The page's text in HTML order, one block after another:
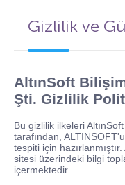
Gizlilik ve
AltınSoft
Şti. Gizlilik
Bu gizlilik ilkeleri
tarafından,
tespiti için
sitesi üzerindeki bilgi
içermektedir.